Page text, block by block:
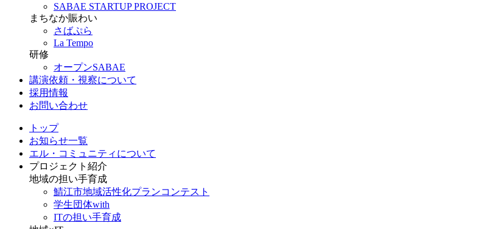
SABAE STARTUP PROJECT
まちなか賑わい
さばぷら
La Tempo
研修
オープンSABAE
講演依頼・視察について
採用情報
お問い合わせ
トップ
お知らせ一覧
エル・コミュニティについて
プロジェクト紹介
地域の担い手育成
鯖江市地域活性化プランコンテスト
学生団体with
ITの担い手育成